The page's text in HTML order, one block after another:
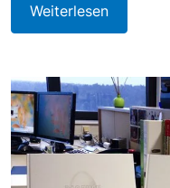
Weiterlesen